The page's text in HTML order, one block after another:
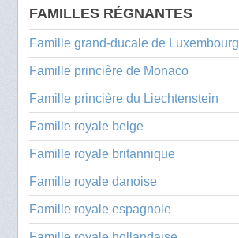
FAMILLES RÉGNANTES
Famille grand-ducale de Luxembourg
Famille princière de Monaco
Famille princière du Liechtenstein
Famille royale belge
Famille royale britannique
Famille royale danoise
Famille royale espagnole